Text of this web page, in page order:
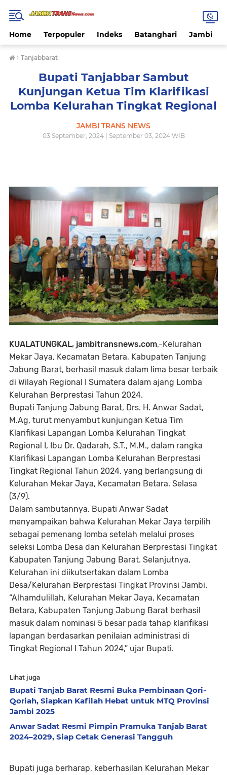
Home Terpopuler Indeks Batanghari Jambi
› Tanjabbarat
Bupati Tanjabbar Sambut
Kunjungan Ketua Tim Klarifikasi
Lomba Kelurahan Tingkat Regional
JAMBI TRANS NEWS
03 September, 2024 | September 03, 2024 WIB
KUALATUNGKAL, jambitransnews.com,-Kelurahan
Mekar Jaya, Kecamatan Betara, Kabupaten Tanjung
Jabung Barat, berhasil masuk dalam lima besar terbaik
di Wilayah Regional I Sumatera dalam ajang Lomba
Kelurahan Berprestasi Tahun 2024.
Bupati Tanjung Jabung Barat, Drs. H. Anwar Sadat,
M.Ag, turut menyambut kunjungan Ketua Tim
Klarifikasi Lapangan Lomba Kelurahan Tingkat
Regional I, Ibu Dr. Qadarah, S.T., M.M., dalam rangka
Klarifikasi Lapangan Lomba Kelurahan Berprestasi
Tingkat Regional Tahun 2024, yang berlangsung di
Kelurahan Mekar Jaya, Kecamatan Betara. Selasa
(3/9).
Dalam sambutannya, Bupati Anwar Sadat
menyampaikan bahwa Kelurahan Mekar Jaya terpilih
sebagai pemenang lomba setelah melalui proses
seleksi Lomba Desa dan Kelurahan Berprestasi Tingkat
Kabupaten Tanjung Jabung Barat. Selanjutnya,
Kelurahan ini diikutsertakan dalam Lomba
Desa/Kelurahan Berprestasi Tingkat Provinsi Jambi.
“Alhamdulillah, Kelurahan Mekar Jaya, Kecamatan
Betara, Kabupaten Tanjung Jabung Barat berhasil
masuk dalam nominasi 5 besar pada tahap klarifikasi
lapangan berdasarkan penilaian administrasi di
Tingkat Regional I Tahun 2024,” ujar Bupati.
Lihat juga
Bupati Tanjab Barat Resmi Buka Pembinaan Qori-
Qoriah, Siapkan Kafilah Hebat untuk MTQ Provinsi
Jambi 2025
Anwar Sadat Resmi Pimpin Pramuka Tanjab Barat
2024–2029, Siap Cetak Generasi Tangguh
Bupati juga berharap, keberhasilan Kelurahan Mekar